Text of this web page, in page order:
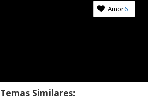
Amor6
Temas Similares: